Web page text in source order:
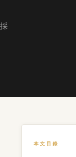
本文目錄